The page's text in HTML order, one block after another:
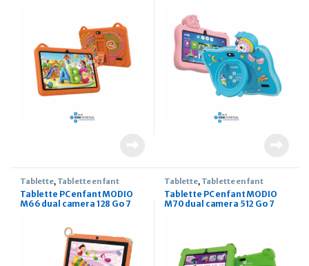
Tablette, Tablette enfant
Tablette PC enfant MODIO
M66 dual camera 128 Go 7
Tablette, Tablette enfant
Tablette PC enfant MODIO
M70 dual camera 512 Go 7